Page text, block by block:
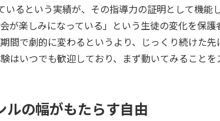
るという実績が、その指導力の証明として機能
が楽しみになっている」という生徒の変化を保
間で劇的に変わるというより、じっくり続けた先
はいつでも歓迎しており、まず動いてみること
の幅がもたらす自由